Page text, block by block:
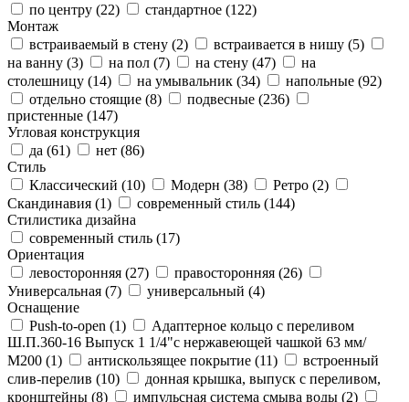
по центру (22) стандартное (122)
Монтаж
встраиваемый в стену (2) встраивается в нишу (5)
на ванну (3) на пол (7) на стену (47)
на
столешницу (14) на умывальник (34) напольные (92)
отдельно стоящие (8) подвесные (236)
пристенные (147)
Угловая конструкция
да (61) нет (86)
Стиль
Классический (10) Модерн (38) Ретро (2)
Скандинавия (1) современный стиль (144)
Стилистика дизайна
современный стиль (17)
Ориентация
левосторонняя (27) правосторонняя (26)
Универсальная (7) универсальный (4)
Оснащение
Push-to-open (1)
Адаптерное кольцо с переливом
Ш.П.360-16 Выпуск 1 1/4"с нержавеющей чашкой 63 мм/
М200 (1) антискользящее покрытие (11)
встроенный
слив-перелив (10)
донная крышка, выпуск с переливом,
кронштейны (8) импульсная система смыва воды (2)